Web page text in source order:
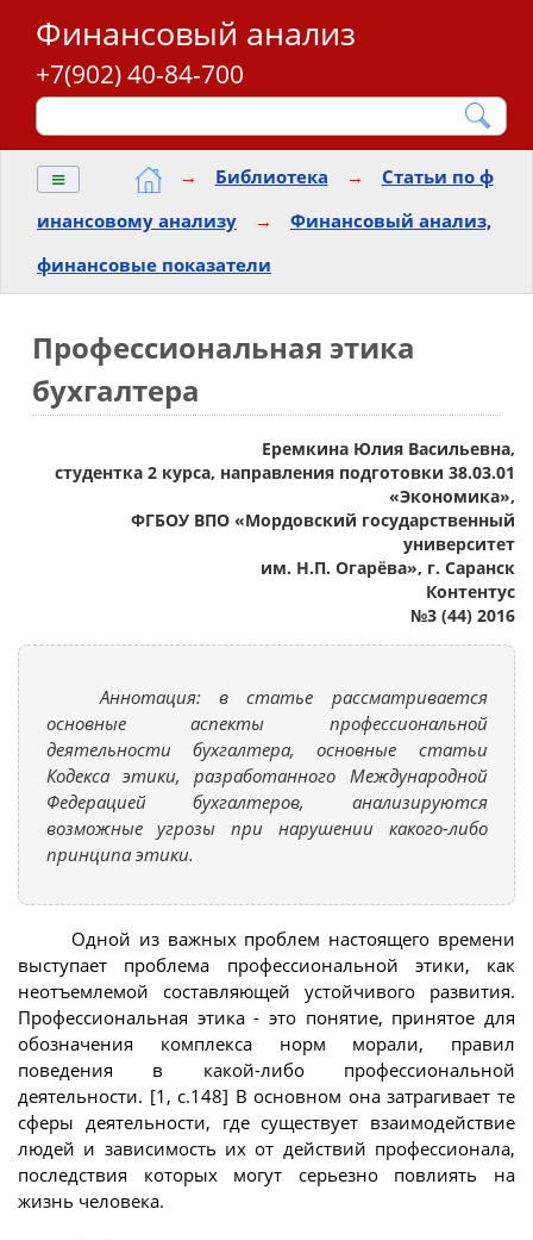
Финансовый анализ
+7(902) 40-84-700
≡ → Библиотека →
Статьи по ф
инансовому анализу
→
Финансовый анализ,
финансовые показатели
Профессиональная этика
бухгалтера
Еремкина Юлия Васильевна,
студентка 2 курса, направления подготовки 38.03.01
«Экономика»,
ФГБОУ ВПО «Мордовский государственный
университет
им. Н.П. Огарёва», г. Саранск
Контентус
№3 (44) 2016
Аннотация: в статье рассматривается
основные аспекты профессиональной
деятельности бухгалтера, основные статьи
Кодекса этики, разработанного Международной
Федерацией бухгалтеров, анализируются
возможные угрозы при нарушении какого-либо
принципа этики.
Одной из важных проблем настоящего времени
выступает проблема профессиональной этики, как
неотъемлемой составляющей устойчивого развития.
Профессиональная этика - это понятие, принятое для
обозначения комплекса норм морали, правил
поведения в какой-либо профессиональной
деятельности. [1, с.148] В основном она затрагивает те
сферы деятельности, где существует взаимодействие
людей и зависимость их от действий профессионала,
последствия которых могут серьезно повлиять на
жизнь человека.